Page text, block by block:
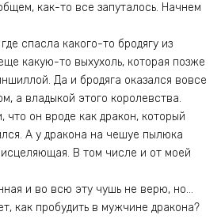
как-то все запуталось. Начнем
спасла какого-то бродягу из
какую-то выхухоль, которая позже
Да и бродяга оказался вовсе
а владыкой этого королевства.
он вроде как дракон, который
А у дракона на чешуе пылюка
исцеляющая. В том числе и от моей
и во всю эту чушь не верю, но…
как пробудить в мужчине дракона?